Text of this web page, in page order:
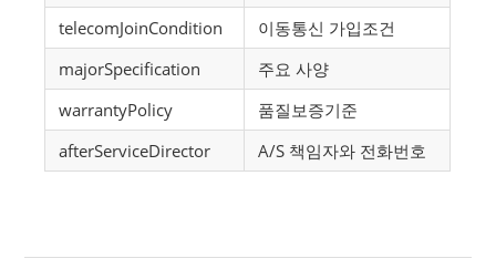
telecomJoinCondition
이동통신 가입조건
majorSpecification
주요 사양
warrantyPolicy
품질보증기준
afterServiceDirector
A/S 책임자와 전화번호